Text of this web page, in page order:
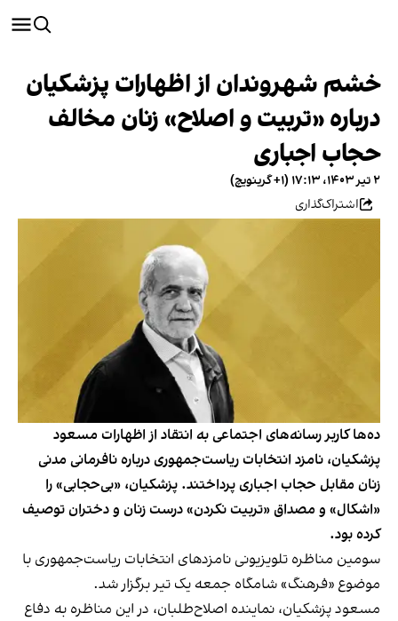
خشم شهروندان از اظهارات پزشکیان
درباره «تربیت و اصلاح» زنان مخالف
حجاب اجباری
۲ تیر ۱۴۰۳، ۱۷:۱۳ (‎+۱ گرینویچ)
اشتراک‌گذاری
ده‌ها کاربر رسانه‌های اجتماعی به انتقاد از اظهارات مسعود
پزشکیان، نامزد انتخابات ریاست‌جمهوری درباره نافرمانی مدنی
زنان مقابل حجاب اجباری پرداختند. پزشکیان، «بی‌حجابی» را
«اشکال» و مصداق «تربیت نکردن» درست زنان و دختران توصیف
کرده بود.
سومین مناظره تلویزیونی نامزدهای انتخابات ریاست‌جمهوری با
موضوع «فرهنگ» شامگاه جمعه یک تیر برگزار شد.
مسعود پزشکیان، نماینده اصلاح‌طلبان، در این مناظره به دفاع